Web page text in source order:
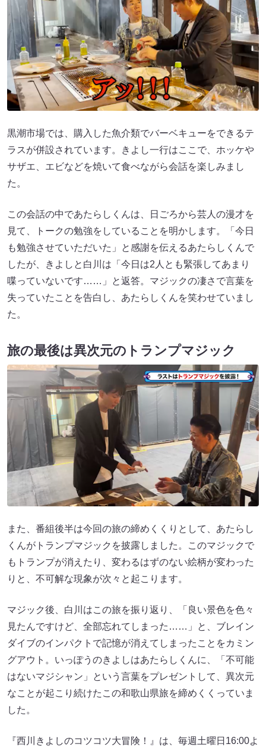
黒潮市場では、購入した魚介類でバーベキューをできるテ
ラスが併設されています。きよし一行はここで、ホッケや
サザエ、エビなどを焼いて食べながら会話を楽しみまし
た。
この会話の中であたらしくんは、日ごろから芸人の漫才を
見て、トークの勉強をしていることを明かします。「今日
も勉強させていただいた」と感謝を伝えるあたらしくんで
したが、きよしと白川は「今日は2人とも緊張してあまり
喋っていないです……」と返答。マジックの凄さで言葉を
失っていたことを告白し、あたらしくんを笑わせていまし
た。
旅の最後は異次元のトランプマジック
また、番組後半は今回の旅の締めくくりとして、あたらし
くんがトランプマジックを披露しました。このマジックで
もトランプが消えたり、変わるはずのない絵柄が変わった
りと、不可解な現象が次々と起こります。
マジック後、白川はこの旅を振り返り、「良い景色を色々
見たんですけど、全部忘れてしまった……」と、ブレイン
ダイブのインパクトで記憶が消えてしまったことをカミン
グアウト。いっぽうのきよしはあたらしくんに、「不可能
はないマジシャン」という言葉をプレゼントして、異次元
なことが起こり続けたこの和歌山県旅を締めくくっていま
した。
『西川きよしのコツコツ大冒険！』は、毎週土曜日16:00よ